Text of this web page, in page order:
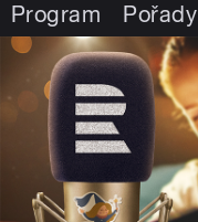
Program Pořady